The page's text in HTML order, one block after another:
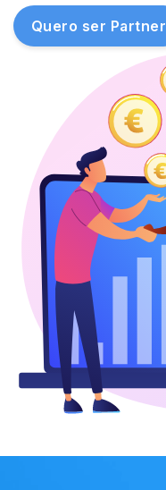
Quero ser Partner